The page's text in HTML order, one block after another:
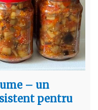
– un
pentru